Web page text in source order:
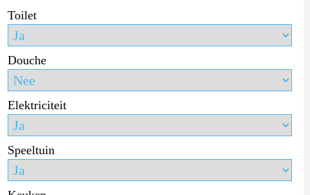
Toilet
Douche
Elektriciteit
Speeltuin